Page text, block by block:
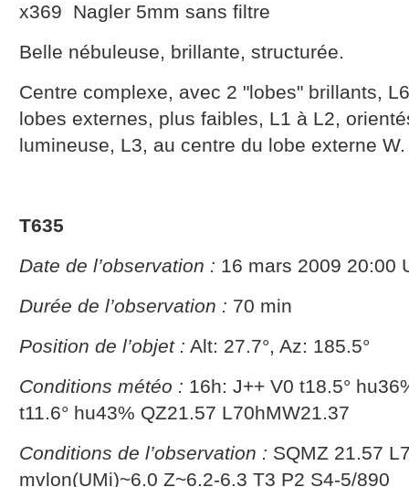
x369 Nagler 5mm sans filtre
Belle nébuleuse, brillante, structurée.
Centre complexe, avec 2 "lobes" brillants,
lobes externes, plus faibles, L1 à L2,
lumineuse, L3, au centre du lobe externe W.
T635
Date de l’observation : 16 mars 2009 20:00
Durée de l’observation : 70 min
Position de l’objet : Alt: 27.7°, Az: 185.5°
Conditions météo : 16h: J++ V0 t18.5°
t11.6° hu43% QZ21.57 L70hMW21.37
Conditions de l’observation : SQMZ 21.57
mvlon(UMi)~6.0 Z~6.2-6.3 T3 P2 S4-5/890